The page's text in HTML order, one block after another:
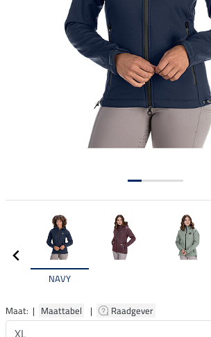
NAVY
Maat: | Maattabel | Raadgever